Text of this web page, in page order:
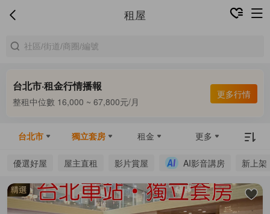
租屋
台北市·租金行情播報
合租中位數 9,900 ~ 13,300元/月
整租中位數 16,000 ~ 67,800元/月
更多行情
台北市 獨立套房 租金 更多
優選好屋 屋主直租 影片賞屋 AI影音講房 新上架